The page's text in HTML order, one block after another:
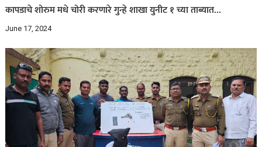
कापडाचे शोरुम मधे चोरी करणारे गुन्हे शाखा युनीट १ च्या ताब्यात…
June 17, 2024